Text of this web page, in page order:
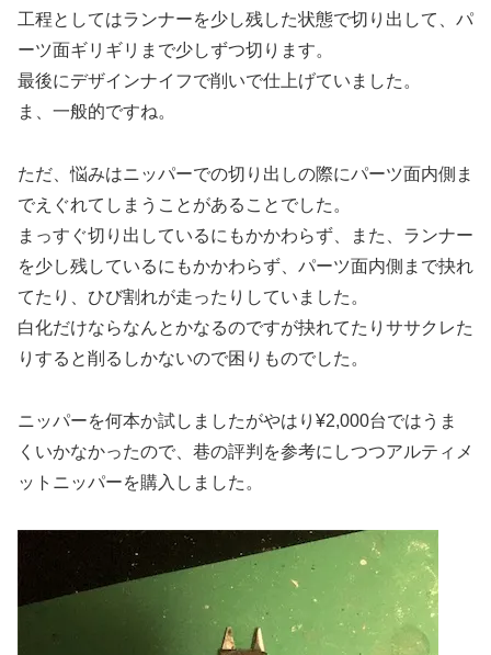
工程としてはランナーを少し残した状態で切り出して、パ
ーツ面ギリギリまで少しずつ切ります。
最後にデザインナイフで削いで仕上げていました。
ま、一般的ですね。
ただ、悩みはニッパーでの切り出しの際にパーツ面内側ま
でえぐれてしまうことがあることでした。
まっすぐ切り出しているにもかかわらず、また、ランナー
を少し残しているにもかかわらず、パーツ面内側まで抉れ
てたり、ひび割れが走ったりしていました。
白化だけならなんとかなるのですが抉れてたりササクレた
りすると削るしかないので困りものでした。
ニッパーを何本か試しましたがやはり¥2,000台ではうま
くいかなかったので、巷の評判を参考にしつつアルティメ
ットニッパーを購入しました。